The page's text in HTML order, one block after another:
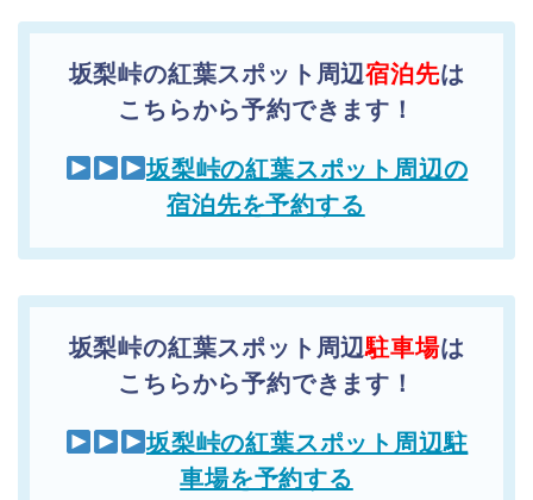
坂梨峠の紅葉スポット周辺宿泊先は
こちらから予約できます！
坂梨峠の紅葉スポット周辺の
宿泊先を予約する
坂梨峠の紅葉スポット周辺駐車場は
こちらから予約できます！
坂梨峠の紅葉スポット周辺駐
車場を予約する